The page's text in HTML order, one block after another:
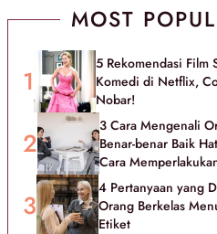
MOST
5 Rekomendasi Film
Komedi di Netflix,
Nobar!
3 Cara Mengenali
Benar-benar Baik
Cara
4 Pertanyaan yang
Orang Berkelas
Etiket